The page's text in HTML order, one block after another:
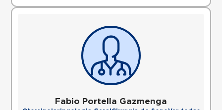
Fabio Portella Gazmenga